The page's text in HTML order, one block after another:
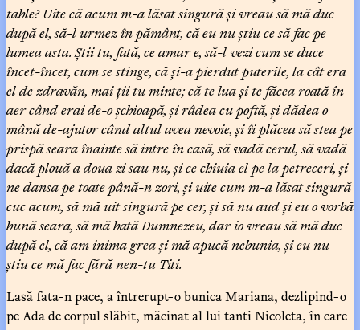
table? Uite că acum m-a lăsat singură și vreau să mă duc
după el, să-l urmez în pământ, că eu nu știu ce să fac pe
lumea asta. Știi tu, fată, ce amar e, să-l vezi cum se duce
încet-încet, cum se stinge, că și-a pierdut puterile, la cât era
el de zdravăn, mai ții tu minte; că te lua și te făcea roată în
aer când erai de-o șchioapă, și râdea cu poftă, și dădea o
mână de-ajutor când altul avea nevoie, și îi plăcea să stea pe
prispă seara înainte să intre în casă, să vadă cerul, să vadă
dacă plouă a doua zi sau nu, și ce chiuia el pe la petreceri, și
ne dansa pe toate până-n zori, și uite cum m-a lăsat singură
cuc acum, să mă uit singură pe cer, și să nu aud și eu o vorbă
bună seara, să mă bată Dumnezeu, dar io vreau să mă duc
după el, că am inima grea și mă apucă nebunia, și eu nu
știu ce mă fac fără nen-tu Titi.
Lasă fata-n pace, a întrerupt-o bunica Mariana, dezlipind-o
pe Ada de corpul slăbit, măcinat al lui tanti Nicoleta, în care